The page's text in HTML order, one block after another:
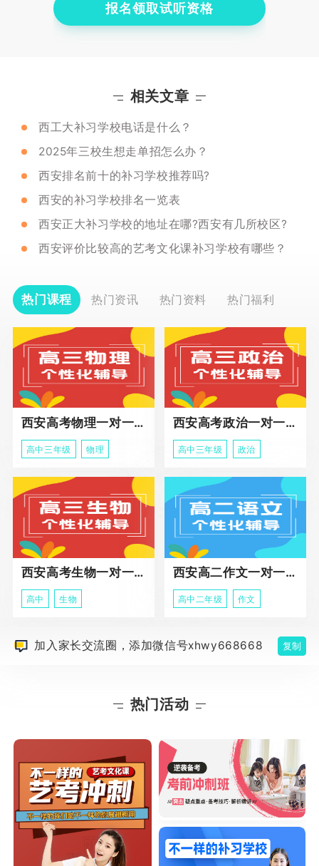
报名领取试听资格
相关文章
西工大补习学校电话是什么？
2025年三校生想走单招怎么办？
西安排名前十的补习学校推荐吗?
西安的补习学校排名一览表
西安正大补习学校的地址在哪?西安有几所校区?
西安评价比较高的艺考文化课补习学校有哪些？
热门课程 热门资讯 热门资料 热门福利
西安高考物理一对一辅导课程
高中三年级 物理
西安高考政治一对一辅导课程
高中三年级 政治
西安高考生物一对一辅导
高中 生物
西安高二作文一对一辅导课程
高中二年级 作文
加入家长交流圈，添加微信号xhwy668668 复制
热门活动